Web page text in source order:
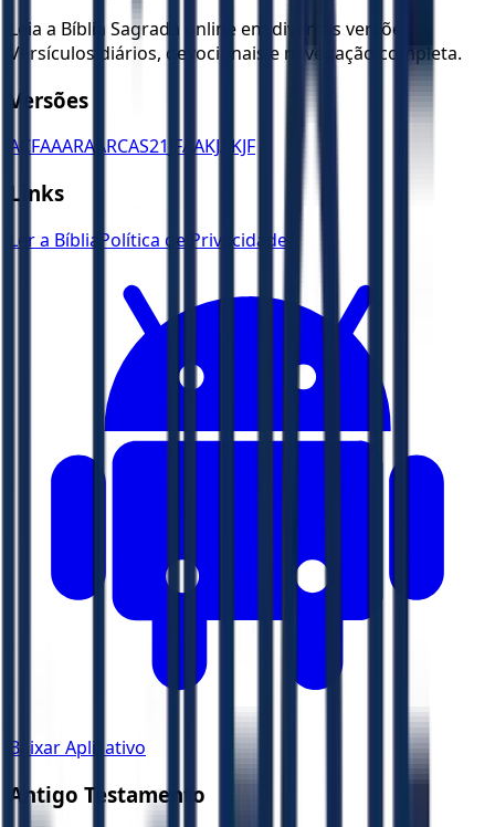
Leia a Bíblia Sagrada online em diversas versões.
Versículos diários, devocionais e navegação completa.
Versões
ACFAAARA ARCAS21 JFAAKJA KJF
Links
Ler a Bíblia Política de Privacidade
Baixar Aplicativo
Antigo Testamento